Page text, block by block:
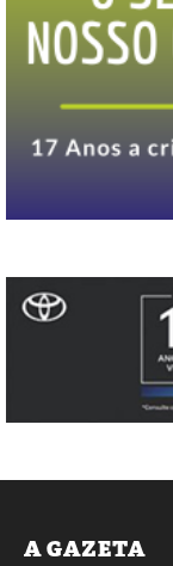
A GAZETA